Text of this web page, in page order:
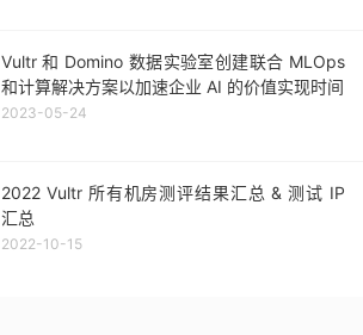
Vultr 和 Domino 数据实验室创建联合 MLOps
和计算解决方案以加速企业 AI 的价值实现时间
2023-05-24
2022 Vultr 所有机房测评结果汇总 & 测试 IP
汇总
2022-10-15